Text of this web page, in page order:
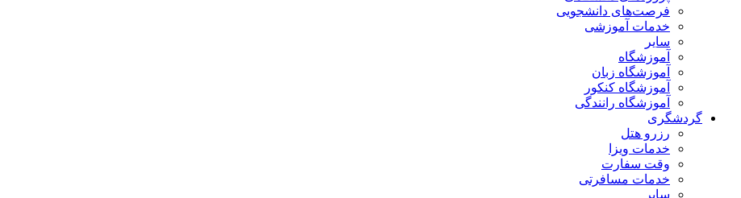
فرصت‌های دانشجویی
خدمات آموزشی
سایر
آموزشگاه
آموزشگاه زبان
آموزشگاه کنکور
آموزشگاه رانندگی
گردشگری
رزرو هتل
خدمات ویزا
وقت سفارت
خدمات مسافرتی
سایر